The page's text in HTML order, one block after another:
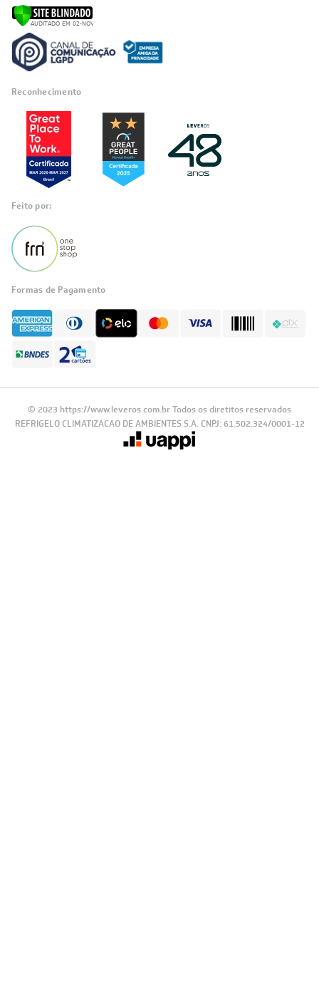
Reconhecimento
Feito por:
Formas de Pagamento
© 2023 https://www.leveros.com.br Todos os diretitos reservados
REFRIGELO CLIMATIZACAO DE AMBIENTES S.A. CNPJ: 61.502.324/0001-12